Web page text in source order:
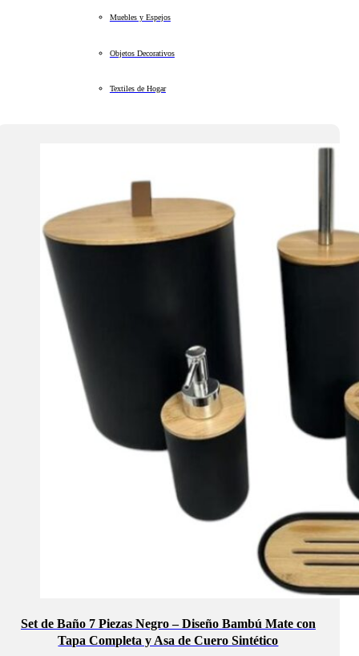
Muebles y Espejos
Objetos Decorativos
Textiles de Hogar
Set de Baño 7 Piezas Negro – Diseño Bambú Mate con
Tapa Completa y Asa de Cuero Sintético